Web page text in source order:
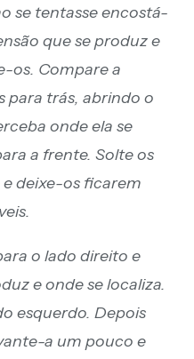
se tentasse encostá-
que se produz e
os. Compare a
para trás, abrindo o
onde ela se
a frente. Solte os
deixe-os ficarem
o lado direito e
e onde se localiza.
esquerdo. Depois
a um pouco e